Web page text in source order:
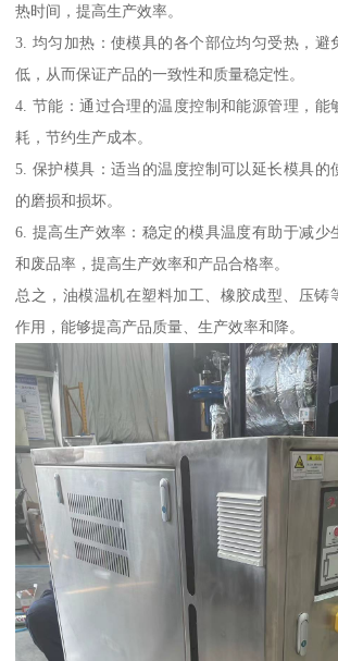
热时间，提高生产效率。
3. 均匀加热：使模具的各个部位均匀受热，避
低，从而保证产品的一致性和质量稳定性。
4. 节能：通过合理的温度控制和能源管理，能
耗，节约生产成本。
5. 保护模具：适当的温度控制可以延长模具的
的磨损和损坏。
6. 提高生产效率：稳定的模具温度有助于减少
和废品率，提高生产效率和产品合格率。
总之，油模温机在塑料加工、橡胶成型、压铸
作用，能够提高产品质量、生产效率和降。